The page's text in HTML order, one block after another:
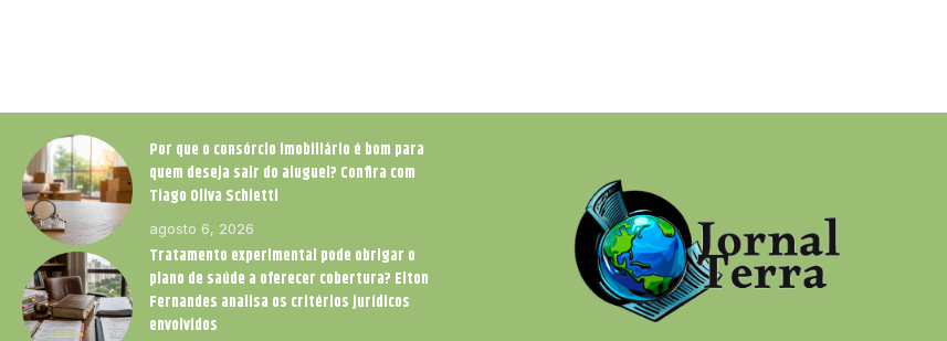
Por que o consórcio imobiliário é bom para
quem deseja sair do aluguel? Confira com
Tiago Oliva Schietti
agosto 6, 2026
Tratamento experimental pode obrigar o
plano de saúde a oferecer cobertura? Elton
Fernandes analisa os critérios jurídicos
envolvidos